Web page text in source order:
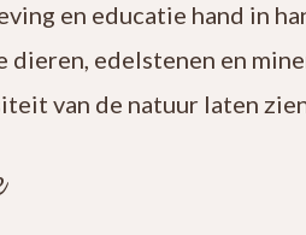
en educatie hand in
edelstenen en
van de natuur laten